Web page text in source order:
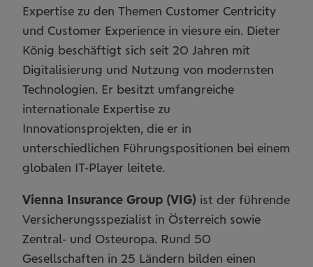
Expertise zu den Themen Customer Centricity
und Customer Experience in viesure ein. Dieter
König beschäftigt sich seit 20 Jahren mit
Digitalisierung und Nutzung von modernsten
Technologien. Er besitzt umfangreiche
internationale Expertise zu
Innovationsprojekten, die er in
unterschiedlichen Führungspositionen bei einem
globalen IT-Player leitete.
Vienna Insurance Group (VIG) ist der führende
Versicherungsspezialist in Österreich sowie
Zentral- und Osteuropa. Rund 50
Gesellschaften in 25 Ländern bilden einen